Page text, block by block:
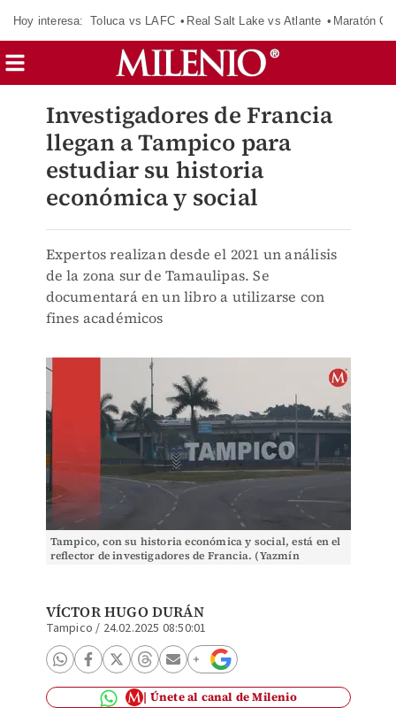
Hoy interesa: Toluca vs LAFC Real Salt Lake vs Atlante Maratón
Investigadores de Francia
llegan a Tampico para
estudiar su historia
económica y social
Expertos realizan desde el 2021 un análisis
de la zona sur de Tamaulipas. Se
documentará en un libro a utilizarse con
fines académicos
Tampico, con su historia económica y social, está en el
reflector de investigadores de Francia. (Yazmín
VÍCTOR HUGO DURÁN
Tampico / 24.02.2025 08:50:01
Únete al canal de Milenio